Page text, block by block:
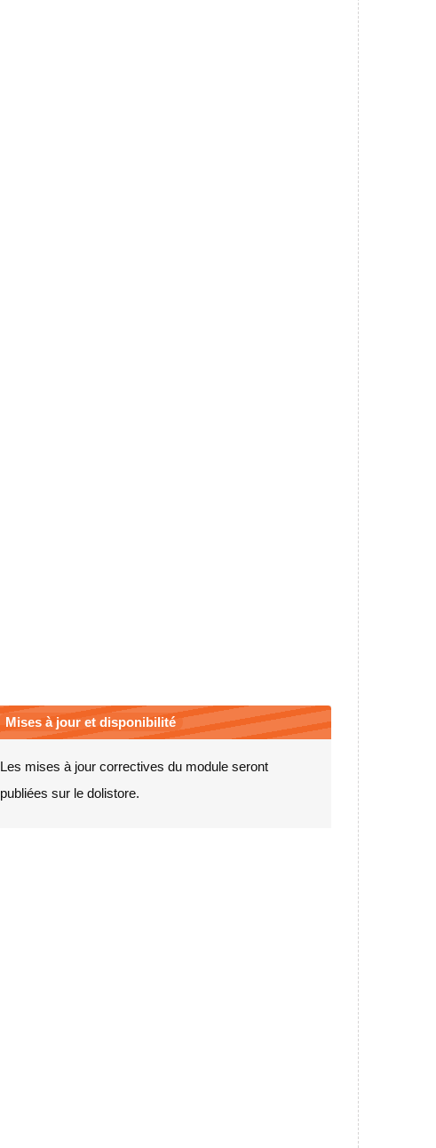
Mises à jour et disponibilité
Les mises à jour correctives du module seront
publiées sur le dolistore.